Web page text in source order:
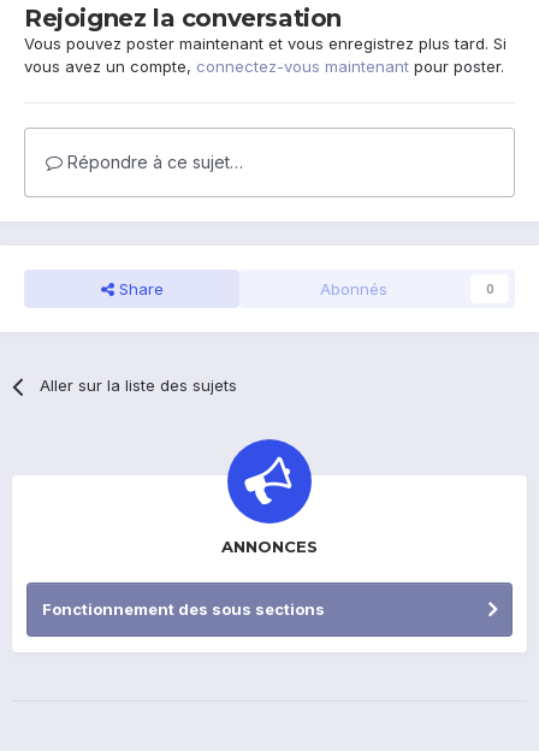
Rejoignez la conversation
Vous pouvez poster maintenant et vous enregistrez plus tard. Si
vous avez un compte, connectez-vous maintenant pour poster.
Répondre à ce sujet…
Share Abonnés 0
Aller sur la liste des sujets
ANNONCES
Fonctionnement des sous sections